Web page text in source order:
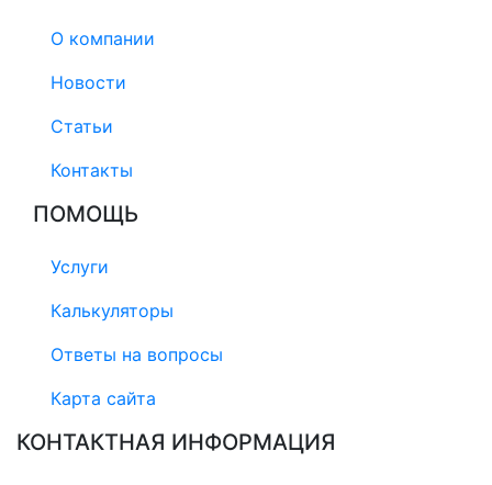
О компании
Новости
Статьи
Контакты
ПОМОЩЬ
Услуги
Калькуляторы
Ответы на вопросы
Карта сайта
КОНТАКТНАЯ ИНФОРМАЦИЯ